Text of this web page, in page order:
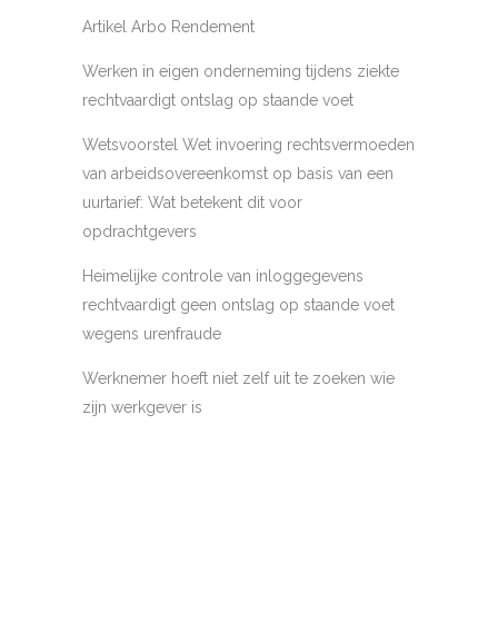
Artikel Arbo Rendement
Werken in eigen onderneming tijdens ziekte
rechtvaardigt ontslag op staande voet
Wetsvoorstel Wet invoering rechtsvermoeden
van arbeidsovereenkomst op basis van een
uurtarief: Wat betekent dit voor
opdrachtgevers
Heimelijke controle van inloggegevens
rechtvaardigt geen ontslag op staande voet
wegens urenfraude
Werknemer hoeft niet zelf uit te zoeken wie
zijn werkgever is